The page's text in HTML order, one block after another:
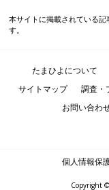
本サイトに掲載されている
す。
たまひよについて
サイトマップ
調査・
お問い合わ
個人情報保
Copyright